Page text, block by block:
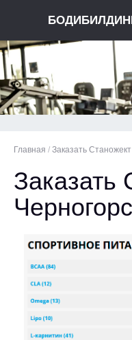
Главная / Заказать
Заказать